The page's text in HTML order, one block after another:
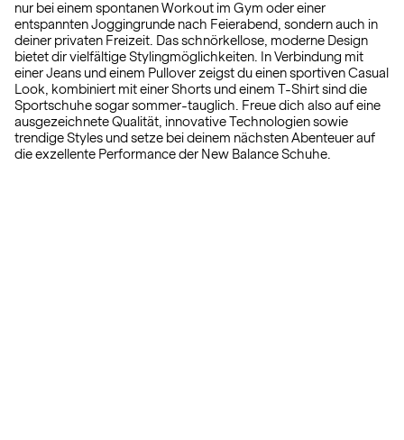
nur bei einem spontanen Workout im Gym oder einer
entspannten Joggingrunde nach Feierabend, sondern auch in
deiner privaten Freizeit. Das schnörkellose, moderne Design
bietet dir vielfältige Stylingmöglichkeiten. In Verbindung mit
einer Jeans und einem Pullover zeigst du einen sportiven Casual
Look, kombiniert mit einer Shorts und einem T-Shirt sind die
Sportschuhe sogar sommer-tauglich. Freue dich also auf eine
ausgezeichnete Qualität, innovative Technologien sowie
trendige Styles und setze bei deinem nächsten Abenteuer auf
die exzellente Performance der New Balance Schuhe.